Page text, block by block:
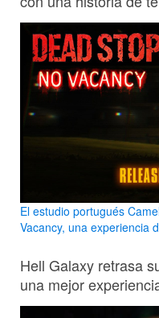
El estudio portugués
Vacancy, una experiencia
Hell Galaxy retrasa
una mejor